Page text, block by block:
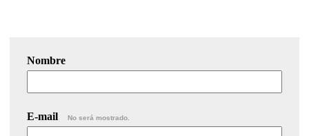
Nombre
E-mail No será mostrado.